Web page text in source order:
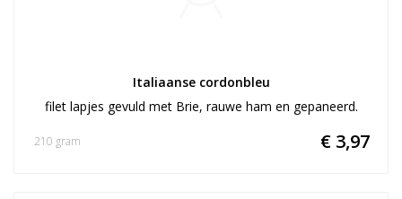
Italiaanse cordonbleu
filet lapjes gevuld met Brie, rauwe ham en gepaneerd.
€ 3,97
210 gram